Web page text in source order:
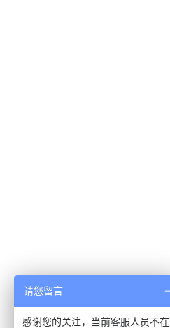
请您留言
感谢您的关注，当前客服人员不在